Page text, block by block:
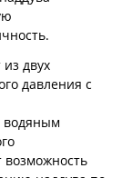
двух
давления с
водяным
возможность